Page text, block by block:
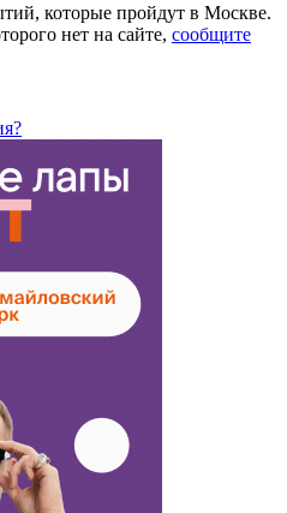
которые пройдут в Москве.
нет на сайте, сообщите